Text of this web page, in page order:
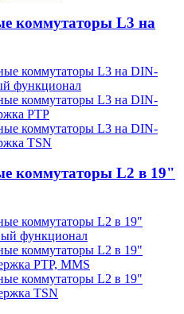
коммутаторы L3 на
коммутаторы L3 на DIN-
функционал
коммутаторы L3 на DIN-
PTP
коммутаторы L3 на DIN-
TSN
коммутаторы L2 в 19"
коммутаторы L2 в 19"
функционал
коммутаторы L2 в 19"
PTP, MMS
коммутаторы L2 в 19"
TSN